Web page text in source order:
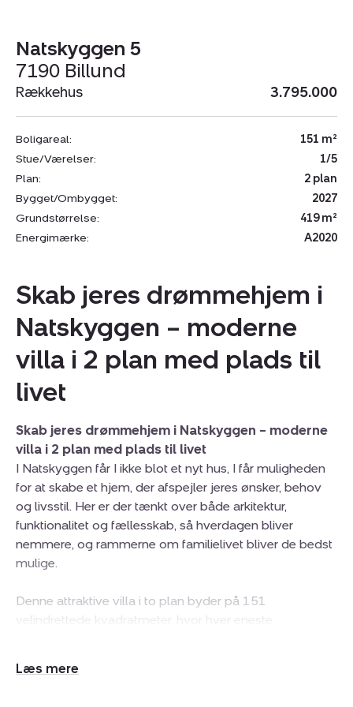
Natskyggen 5
7190 Billund
Rækkehus 3.795.000
Boligareal:
151 m²
Stue/Værelser:
1/5
Plan:
2 plan
Bygget/Ombygget:
2027
Grundstørrelse:
419 m²
Energimærke:
A2020
Skab jeres drømmehjem i
Natskyggen – moderne
villa i 2 plan med plads til
livet
Skab jeres drømmehjem i Natskyggen – moderne
villa i 2 plan med plads til livet
I Natskyggen får I ikke blot et nyt hus, I får muligheden
for at skabe et hjem, der afspejler jeres ønsker, behov
og livsstil. Her er der tænkt over både arkitektur,
funktionalitet og fællesskab, så hverdagen bliver
nemmere, og rammerne om familielivet bliver de bedst
mulige.
Denne attraktive villa i to plan byder på 151
velindrettede kvadratmeter, hvor hver eneste
udvalgte materialer og løsninger, så boligen får netop